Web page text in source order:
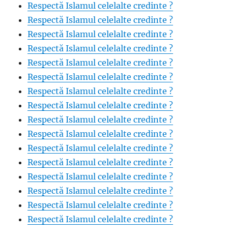
Respectă Islamul celelalte credinte ?
Respectă Islamul celelalte credinte ?
Respectă Islamul celelalte credinte ?
Respectă Islamul celelalte credinte ?
Respectă Islamul celelalte credinte ?
Respectă Islamul celelalte credinte ?
Respectă Islamul celelalte credinte ?
Respectă Islamul celelalte credinte ?
Respectă Islamul celelalte credinte ?
Respectă Islamul celelalte credinte ?
Respectă Islamul celelalte credinte ?
Respectă Islamul celelalte credinte ?
Respectă Islamul celelalte credinte ?
Respectă Islamul celelalte credinte ?
Respectă Islamul celelalte credinte ?
Respectă Islamul celelalte credinte ?